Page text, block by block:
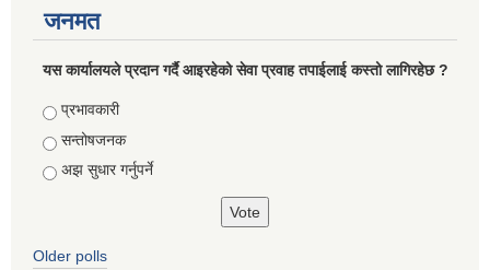
जनमत
यस कार्यालयले प्रदान गर्दै आइरहेको सेवा प्रवाह तपाईलाई कस्तो लागिरहेछ ?
Choices
प्रभावकारी
सन्तोषजनक
अझ सुधार गर्नुपर्ने
Older polls